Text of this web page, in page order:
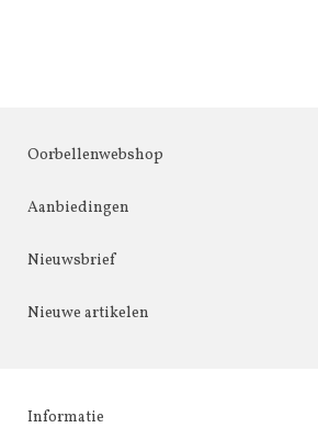
Oorbellenwebshop
Aanbiedingen
Nieuwsbrief
Nieuwe artikelen
Informatie